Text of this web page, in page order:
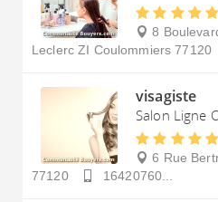
8
Leclerc ZI Coulommiers 77120
visagiste
Salon Ligne C
6 Rue
77120
16420760...